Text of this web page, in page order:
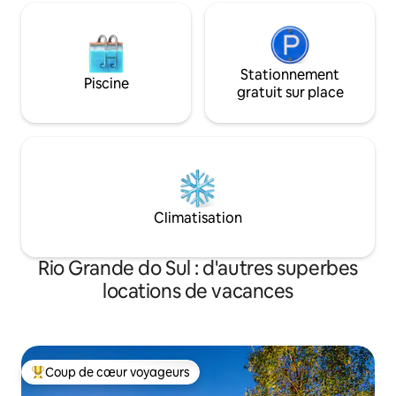
Piscine
Stationnement
gratuit sur place
Climatisation
Rio Grande do Sul : d'autres superbes
locations de vacances
Coups de cœur voyageurs les plus appréciés
Coup de cœur voyageurs